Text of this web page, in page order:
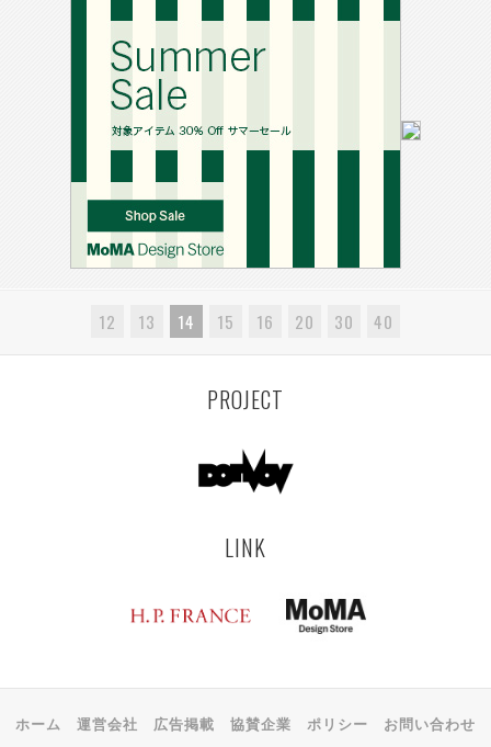
12 13 14 15 16 20 30 40
PROJECT
LINK
ホーム 運営会社 広告掲載 協賛企業 ポリシー お問い合わせ